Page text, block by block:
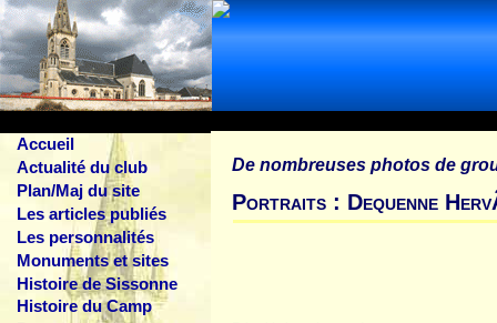
Accueil
Actualité du club
Plan/Maj du site
Les articles publiés
Les personnalités
Monuments et sites
Histoire de Sissonne
Histoire du Camp
De nombreuses photos de
Portraits : Dequenne